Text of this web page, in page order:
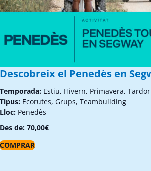
Descobreix el Penedès en
Temporada: Estiu, Hivern, Primavera, Tardor
Tipus: Ecorutes, Grups, Teambuilding
Lloc: Penedès
Des de: 70,00€
COMPRAR